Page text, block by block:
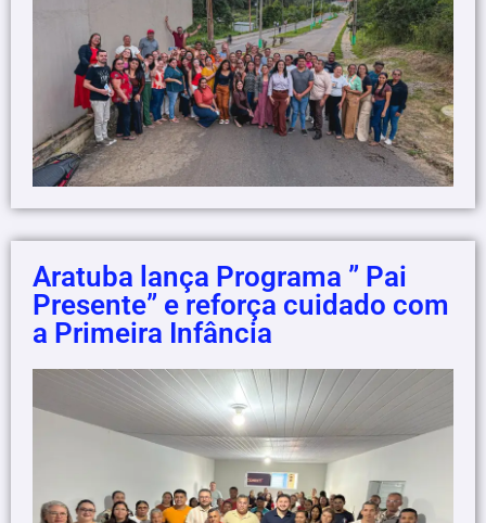
Aratuba lança Programa ” Pai
Presente” e reforça cuidado com
a Primeira Infância